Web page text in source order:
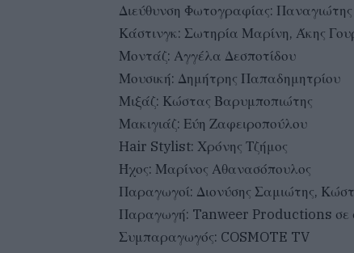
Διεύθυνση Φωτογραφίας:
Κάστινγκ: Σωτηρία Μαρίνη, Άκης
Μοντάζ: Αγγέλα Δεσποτίδου
Μουσική: Δημήτρης Παπαδημητρίου
Μιξάζ: Κώστας Βαρυμποπιώτης
Μακιγιάζ: Εύη Ζαφειροπούλου
Hair Stylist: Χρόνης Τζήμος
Ήχος: Μαρίνος Αθανασόπουλος
Παραγωγοί: Διονύσης Σαμιώτης,
Παραγωγή: Tanweer Productions
Συμπαραγωγός: COSMOTE TV